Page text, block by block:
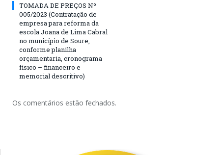
TOMADA DE PREÇOS Nº
005/2023 (Contratação de
empresa para reforma da
escola Joana de Lima Cabral
no município de Soure,
conforme planilha
orçamentaria, cronograma
físico – financeiro e
memorial descritivo)
Os comentários estão fechados.